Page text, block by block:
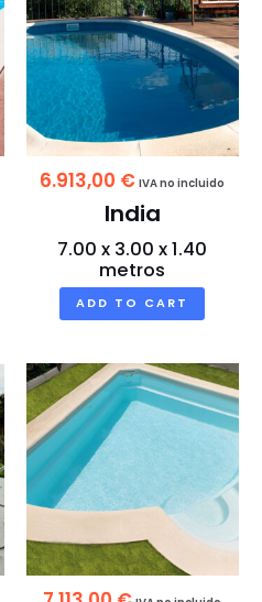
6.913,00 € IVA no incluido
India
7.00 x 3.00 x 1.40
metros
ADD TO CART